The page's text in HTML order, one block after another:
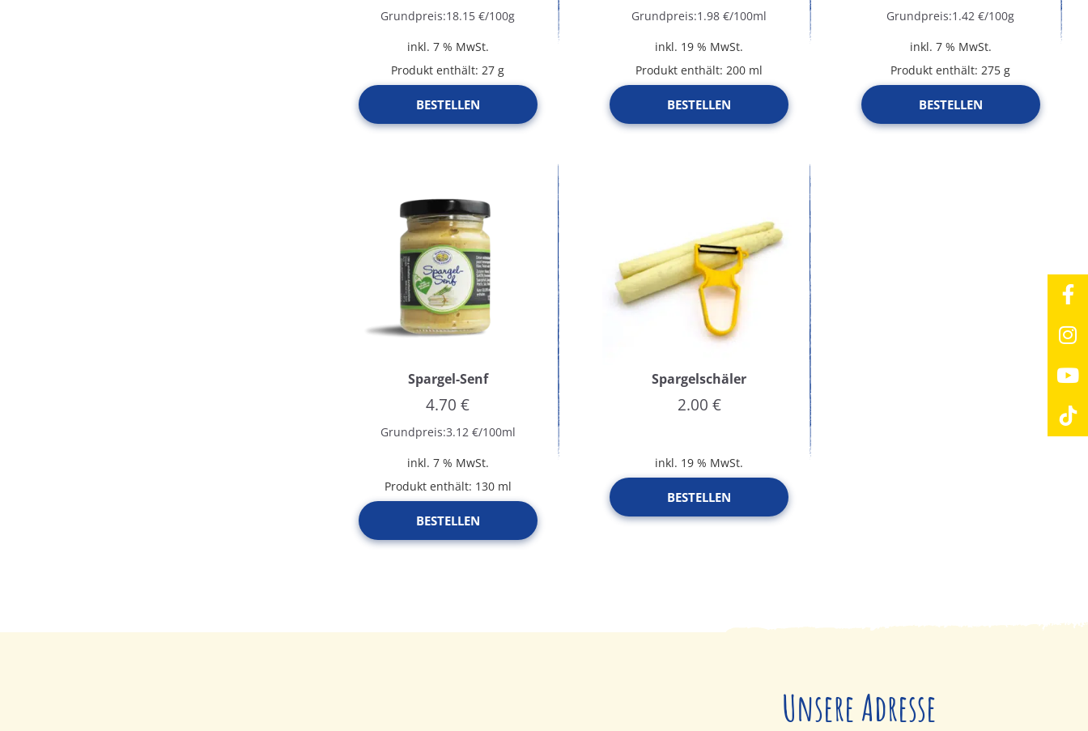
Grundpreis:18.15€/100g
inkl. 7 % MwSt.
Produkt enthält: 27g
BESTELLEN
Grundpreis:1.98€/100ml
inkl. 19 % MwSt.
Produkt enthält: 200 ml
BESTELLEN
Grundpreis:1.42€/100g
inkl. 7 % MwSt.
Produkt enthält: 275g
BESTELLEN
Spargel-Senf
4.70€
Grundpreis:3.12 €/100ml
inkl. 7 % MwSt.
Produkt enthält: 130 ml
BESTELLEN
Spargelschäler
2.00 €
inkl. 19 % MwSt.
BESTELLEN
Unsere Adresse